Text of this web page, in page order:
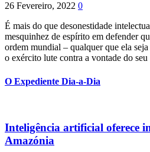
26 Fevereiro, 2022 0
É mais do que desonestidade
mesquinhez de espírito em defender
ordem mundial – qualquer que ela
o exército lute contra a vontade do
O Expediente Dia-a-Dia
Inteligência artificial oferece
Amazónia